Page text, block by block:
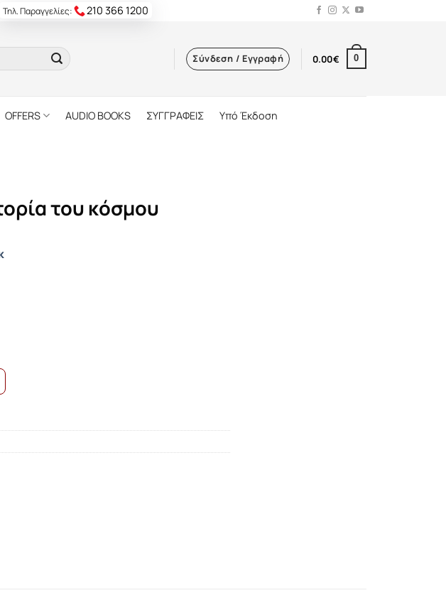
Τηλ. Παραγγελίες: 210 366 1200
Σύνδεση / Εγγραφή 0.00€ 0
OFFERS AUDIO BOOKS ΣΥΓΓΡΑΦΕΙΣ Υπό Έκδοση
του κόσμου